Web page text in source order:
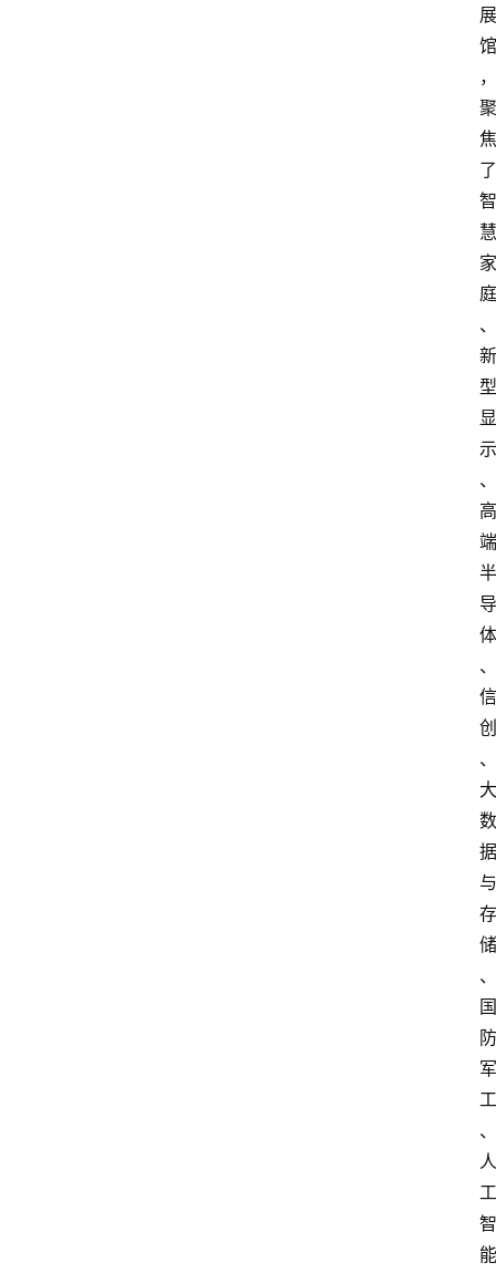
展
馆
，
聚
焦
了
智
慧
家
庭
、
新
型
显
示
、
高
端
半
导
体
、
信
创
、
大
数
据
与
存
储
、
国
防
军
工
、
人
工
智
能